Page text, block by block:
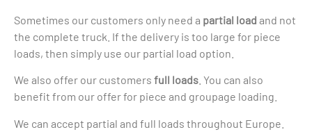
Sometimes our customers only need a partial load and not
the complete truck. If the delivery is too large for piece
loads, then simply use our partial load option.
We also offer our customers full loads . You can also
benefit from our offer for piece and groupage loading.
We can accept partial and full loads throughout Europe.